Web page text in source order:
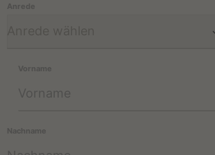
Anrede
Vorname
Nachname